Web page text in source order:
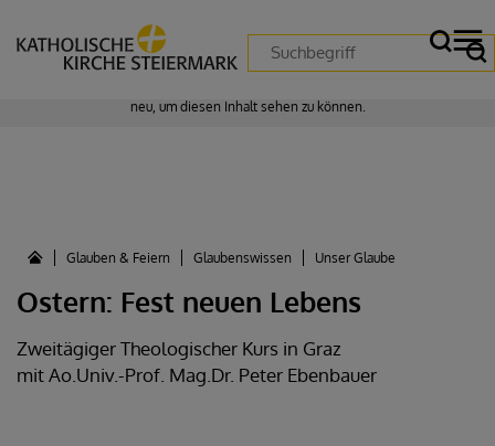
Zustimmung erforderlich!
neu, um diesen Inhalt sehen zu können.
Glauben & Feiern Glaubenswissen Unser Glaube
Ostern: Fest neuen Lebens
Zweitägiger Theologischer Kurs in Graz
mit Ao.Univ.-Prof. Mag.Dr. Peter Ebenbauer